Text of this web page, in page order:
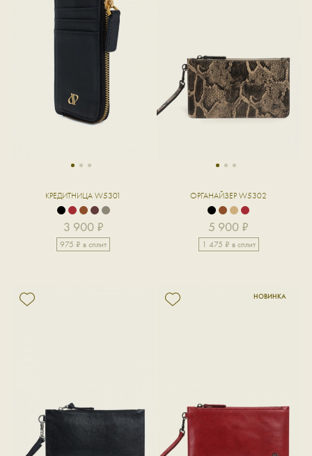
1 2 3
КРЕДИТНИЦА W5301
3 900 ₽
975 ₽ в сплит
1 2 3
ОРГАНАЙЗЕР W5302
5 900 ₽
1 475 ₽ в сплит